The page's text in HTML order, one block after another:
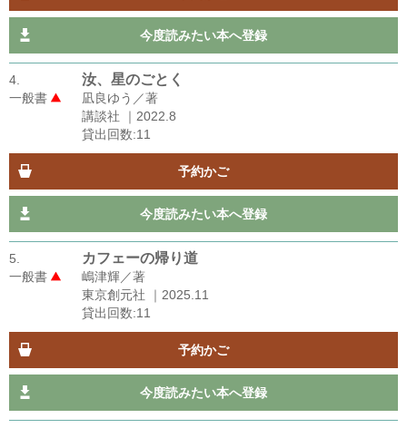
今度読みたい本へ登録
4.
一般書
汝、星のごとく
凪良ゆう／著
講談社 ｜2022.8
貸出回数:11
予約かご
今度読みたい本へ登録
5.
一般書
カフェーの帰り道
嶋津輝／著
東京創元社 ｜2025.11
貸出回数:11
予約かご
今度読みたい本へ登録